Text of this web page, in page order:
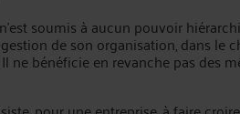
soumis à aucun pouvoir
de son organisation, dans le
ne bénéficie en revanche pas des